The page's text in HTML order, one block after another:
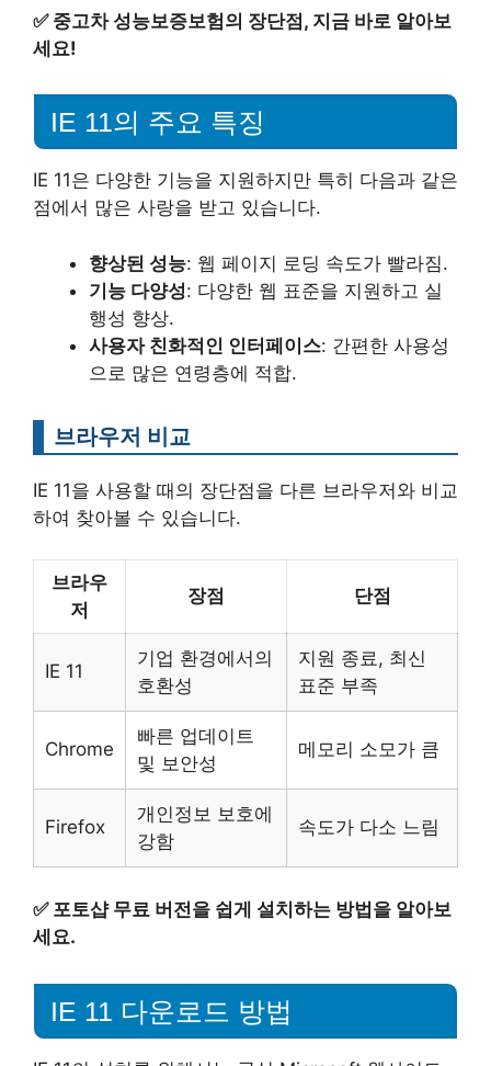
✅ 중고차 성능보증보험의 장단점, 지금 바로 알아보
세요!
IE 11의 주요 특징
IE 11은 다양한 기능을 지원하지만 특히 다음과 같은
점에서 많은 사랑을 받고 있습니다.
향상된 성능: 웹 페이지 로딩 속도가 빨라짐.
기능 다양성: 다양한 웹 표준을 지원하고 실
행성 향상.
사용자 친화적인 인터페이스: 간편한 사용성
으로 많은 연령층에 적합.
브라우저 비교
IE 11을 사용할 때의 장단점을 다른 브라우저와 비교
하여 찾아볼 수 있습니다.
브라우
저
장점 단점
IE 11
기업 환경에서의
호환성
지원 종료, 최신
표준 부족
Chrome
빠른 업데이트
및 보안성
메모리 소모가 큼
Firefox
개인정보 보호에
강함
속도가 다소 느림
✅ 포토샵 무료 버전을 쉽게 설치하는 방법을 알아보
세요.
IE 11 다운로드 방법